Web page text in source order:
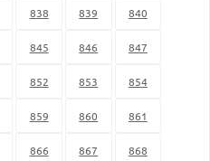
838 839 840
845 846 847
852 853 854
859 860 861
866 867 868